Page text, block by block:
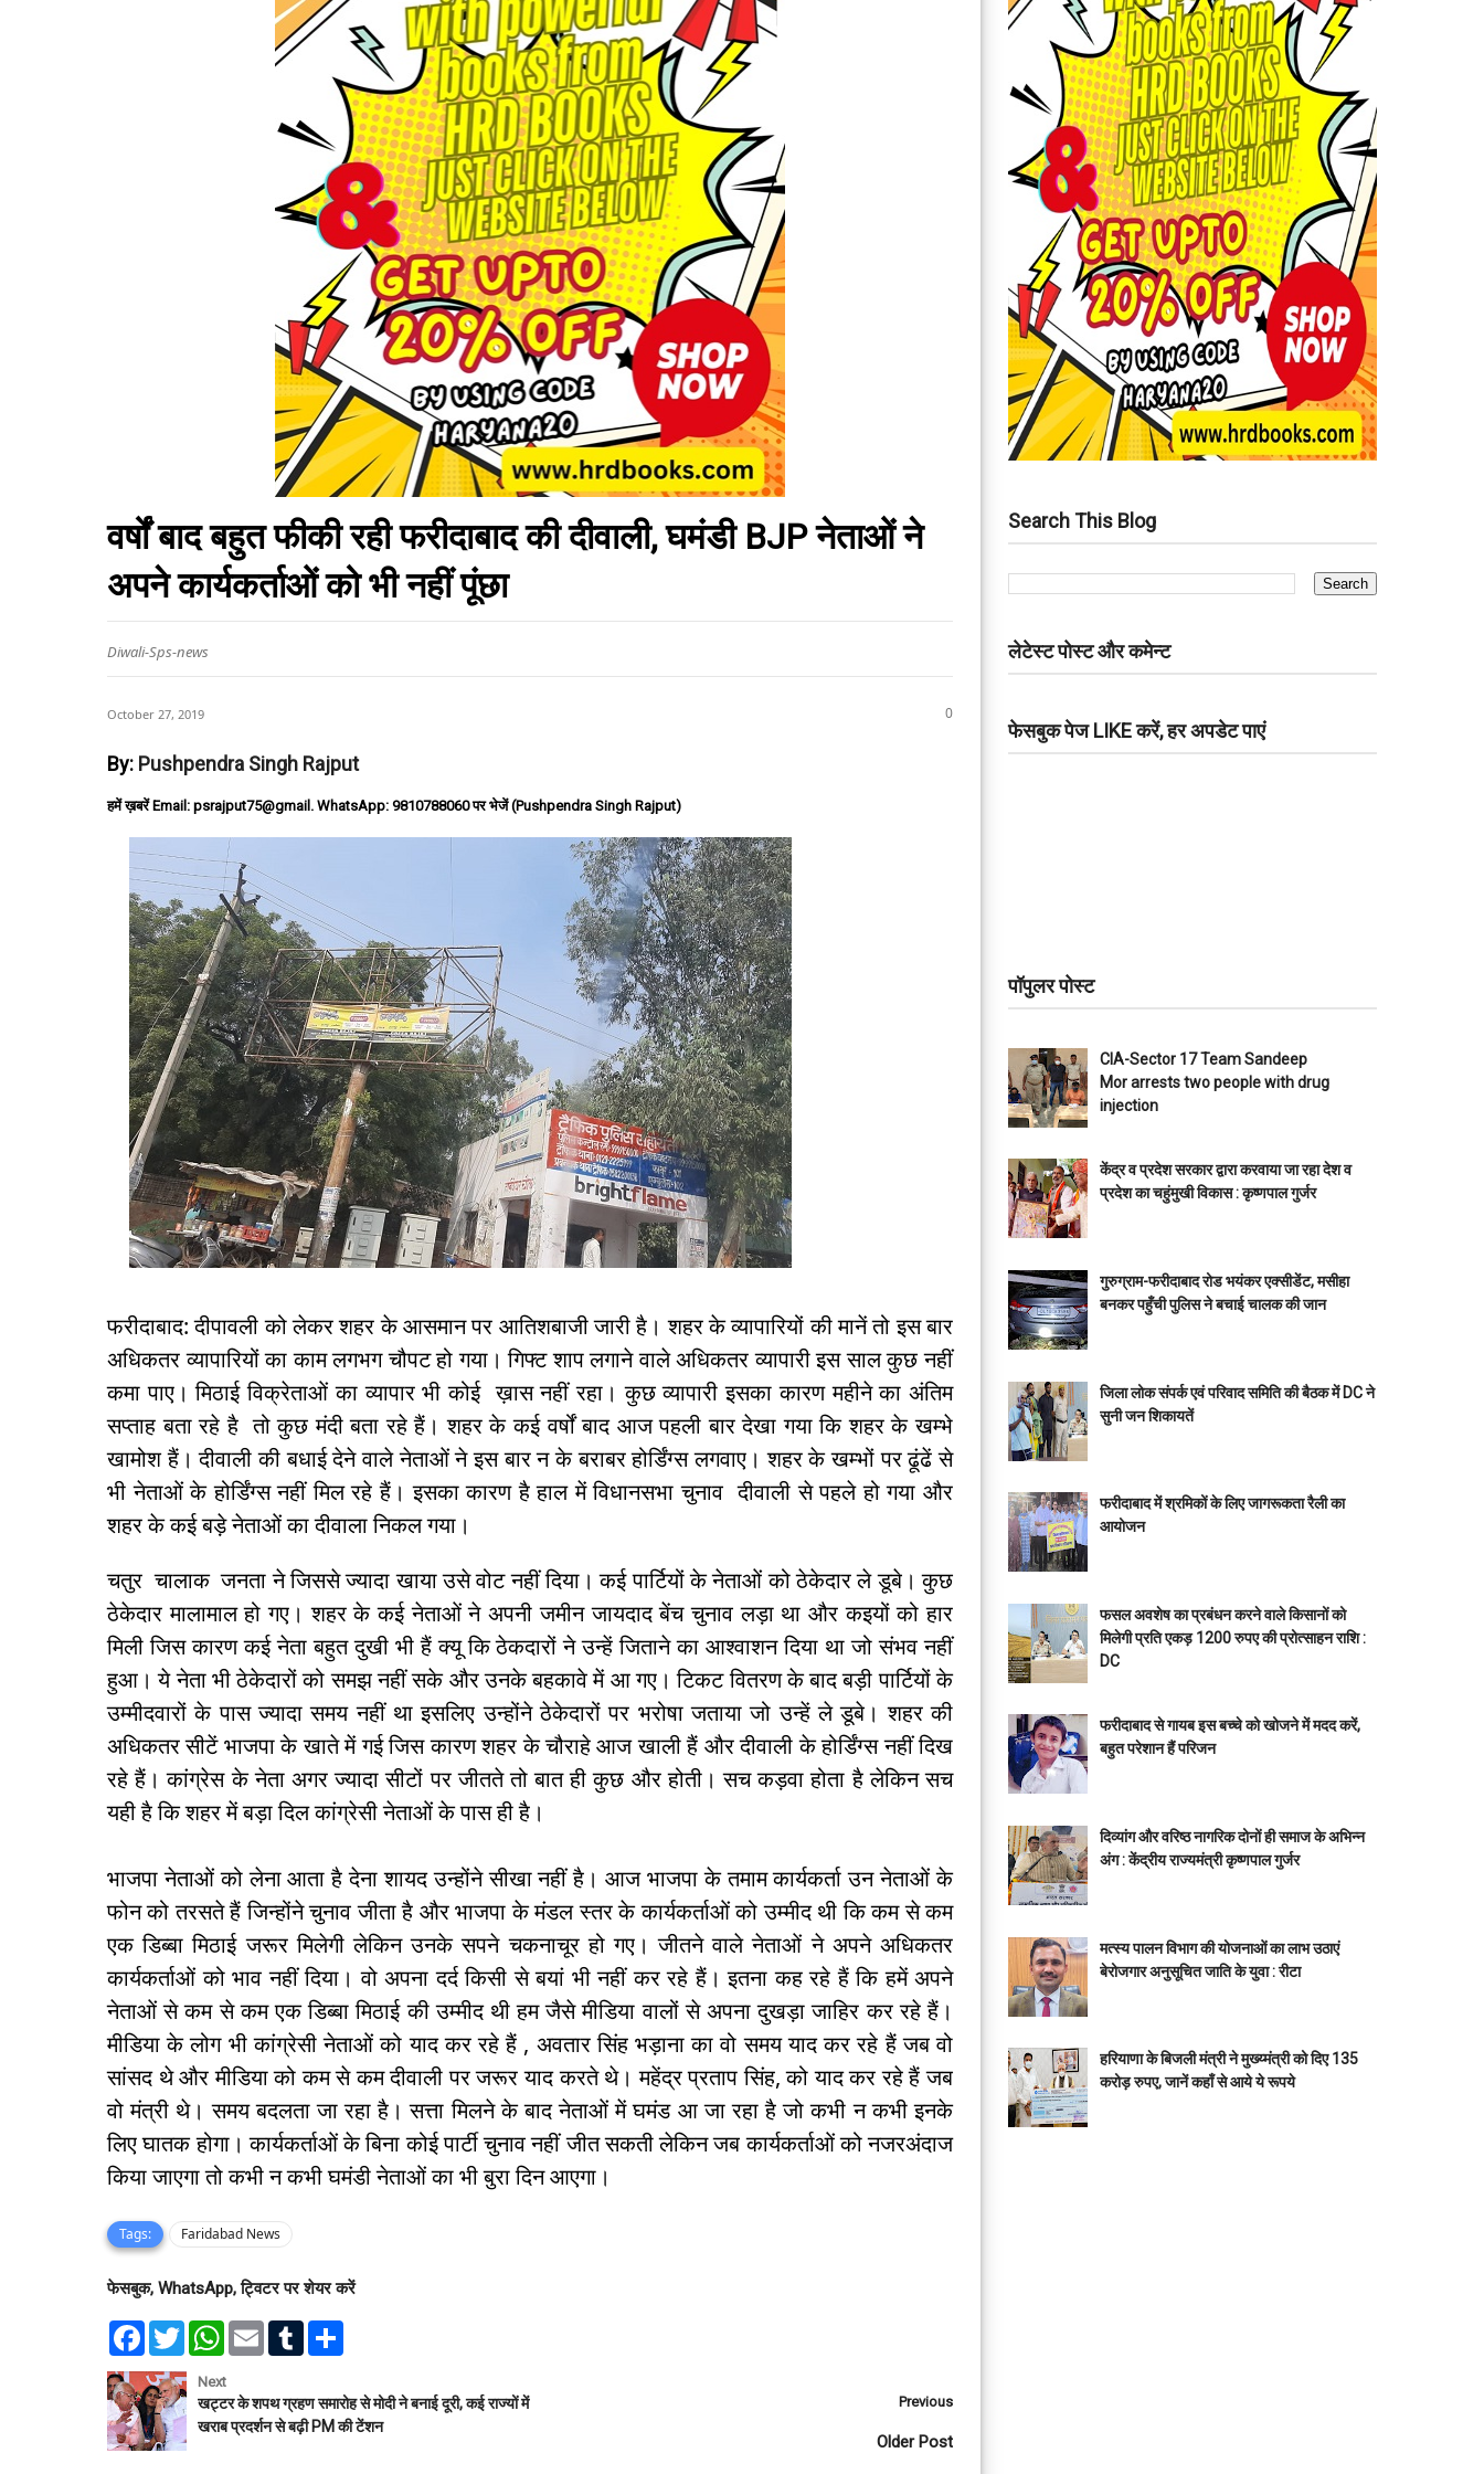
वर्षों बाद बहुत फीकी रही फरीदाबाद की दीवाली, घमंडी BJP नेताओं ने
अपने कार्यकर्ताओं को भी नहीं पूंछा
Diwali-Sps-news
October 27, 2019 0
By: Pushpendra Singh Rajput
हमें ख़बरें Email: psrajput75@gmail. WhatsApp: 9810788060 पर भेजें (Pushpendra Singh Rajput)
फरीदाबाद: दीपावली को लेकर शहर के आसमान पर आतिशबाजी जारी है। शहर के व्यापारियों की मानें तो इस बार
अधिकतर व्यापारियों का काम लगभग चौपट हो गया। गिफ्ट शाप लगाने वाले अधिकतर व्यापारी इस साल कुछ नहीं
कमा पाए। मिठाई विक्रेताओं का व्यापार भी कोई ख़ास नहीं रहा। कुछ व्यापारी इसका कारण महीने का अंतिम
सप्ताह बता रहे है तो कुछ मंदी बता रहे हैं। शहर के कई वर्षों बाद आज पहली बार देखा गया कि शहर के खम्भे
खामोश हैं। दीवाली की बधाई देने वाले नेताओं ने इस बार न के बराबर होर्डिंग्स लगवाए। शहर के खम्भों पर ढूंढें से
भी नेताओं के होर्डिंग्स नहीं मिल रहे हैं। इसका कारण है हाल में विधानसभा चुनाव दीवाली से पहले हो गया और
शहर के कई बड़े नेताओं का दीवाला निकल गया।
चतुर चालाक जनता ने जिससे ज्यादा खाया उसे वोट नहीं दिया। कई पार्टियों के नेताओं को ठेकेदार ले डूबे। कुछ
ठेकेदार मालामाल हो गए। शहर के कई नेताओं ने अपनी जमीन जायदाद बेंच चुनाव लड़ा था और कइयों को हार
मिली जिस कारण कई नेता बहुत दुखी भी हैं क्यू कि ठेकदारों ने उन्हें जिताने का आश्वाशन दिया था जो संभव नहीं
हुआ। ये नेता भी ठेकेदारों को समझ नहीं सके और उनके बहकावे में आ गए। टिकट वितरण के बाद बड़ी पार्टियों के
उम्मीदवारों के पास ज्यादा समय नहीं था इसलिए उन्होंने ठेकेदारों पर भरोषा जताया जो उन्हें ले डूबे। शहर की
अधिकतर सीटें भाजपा के खाते में गई जिस कारण शहर के चौराहे आज खाली हैं और दीवाली के होर्डिंग्स नहीं दिख
रहे हैं। कांग्रेस के नेता अगर ज्यादा सीटों पर जीतते तो बात ही कुछ और होती। सच कड़वा होता है लेकिन सच
यही है कि शहर में बड़ा दिल कांग्रेसी नेताओं के पास ही है।
भाजपा नेताओं को लेना आता है देना शायद उन्होंने सीखा नहीं है। आज भाजपा के तमाम कार्यकर्ता उन नेताओं के
फोन को तरसते हैं जिन्होंने चुनाव जीता है और भाजपा के मंडल स्तर के कार्यकर्ताओं को उम्मीद थी कि कम से कम
एक डिब्बा मिठाई जरूर मिलेगी लेकिन उनके सपने चकनाचूर हो गए। जीतने वाले नेताओं ने अपने अधिकतर
कार्यकर्ताओं को भाव नहीं दिया। वो अपना दर्द किसी से बयां भी नहीं कर रहे हैं। इतना कह रहे हैं कि हमें अपने
नेताओं से कम से कम एक डिब्बा मिठाई की उम्मीद थी हम जैसे मीडिया वालों से अपना दुखड़ा जाहिर कर रहे हैं।
मीडिया के लोग भी कांग्रेसी नेताओं को याद कर रहे हैं , अवतार सिंह भड़ाना का वो समय याद कर रहे हैं जब वो
सांसद थे और मीडिया को कम से कम दीवाली पर जरूर याद करते थे। महेंद्र प्रताप सिंह, को याद कर रहे हैं जब
वो मंत्री थे। समय बदलता जा रहा है। सत्ता मिलने के बाद नेताओं में घमंड आ जा रहा है जो कभी न कभी इनके
लिए घातक होगा। कार्यकर्ताओं के बिना कोई पार्टी चुनाव नहीं जीत सकती लेकिन जब कार्यकर्ताओं को नजरअंदाज
किया जाएगा तो कभी न कभी घमंडी नेताओं का भी बुरा दिन आएगा।
Tags: Faridabad News
फेसबुक, WhatsApp, ट्विटर पर शेयर करें
F
e
b
o
o
k
T
w
t
t
e
r
W
t
s
A
p
E
l
T
l
r
e
Next
खट्टर के शपथ ग्रहण समारोह से मोदी ने बनाई दूरी, कई राज्यों में
खराब प्रदर्शन से बढ़ी PM की टेंशन
Previous
Older Post
Search This Blog
लेटेस्ट पोस्ट और कमेन्ट
फेसबुक पेज LIKE करें, हर अपडेट पाएं
पॉपुलर पोस्ट
CIA-Sector 17 Team Sandeep
Mor arrests two people with drug
injection
केंद्र व प्रदेश सरकार द्वारा करवाया जा रहा देश व
प्रदेश का चहुंमुखी विकास : कृष्णपाल गुर्जर
गुरुग्राम-फरीदाबाद रोड भयंकर एक्सीडेंट, मसीहा
बनकर पहुँची पुलिस ने बचाई चालक की जान
जिला लोक संपर्क एवं परिवाद समिति की बैठक में DC ने
सुनी जन शिकायतें
फरीदाबाद में श्रमिकों के लिए जागरूकता रैली का
आयोजन
फसल अवशेष का प्रबंधन करने वाले किसानों को
मिलेगी प्रति एकड़ 1200 रुपए की प्रोत्साहन राशि :
DC
फरीदाबाद से गायब इस बच्चे को खोजने में मदद करें,
बहुत परेशान हैं परिजन
दिव्यांग और वरिष्ठ नागरिक दोनों ही समाज के अभिन्न
अंग : केंद्रीय राज्यमंत्री कृष्णपाल गुर्जर
मत्स्य पालन विभाग की योजनाओं का लाभ उठाएं
बेरोजगार अनुसूचित जाति के युवा : रीटा
हरियाणा के बिजली मंत्री ने मुख्य्मंत्री को दिए 135
करोड़ रुपए, जानें कहाँ से आये ये रूपये